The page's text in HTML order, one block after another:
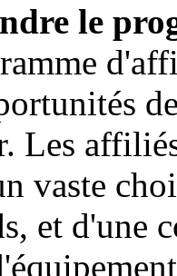
le
Les
vaste
et d'une